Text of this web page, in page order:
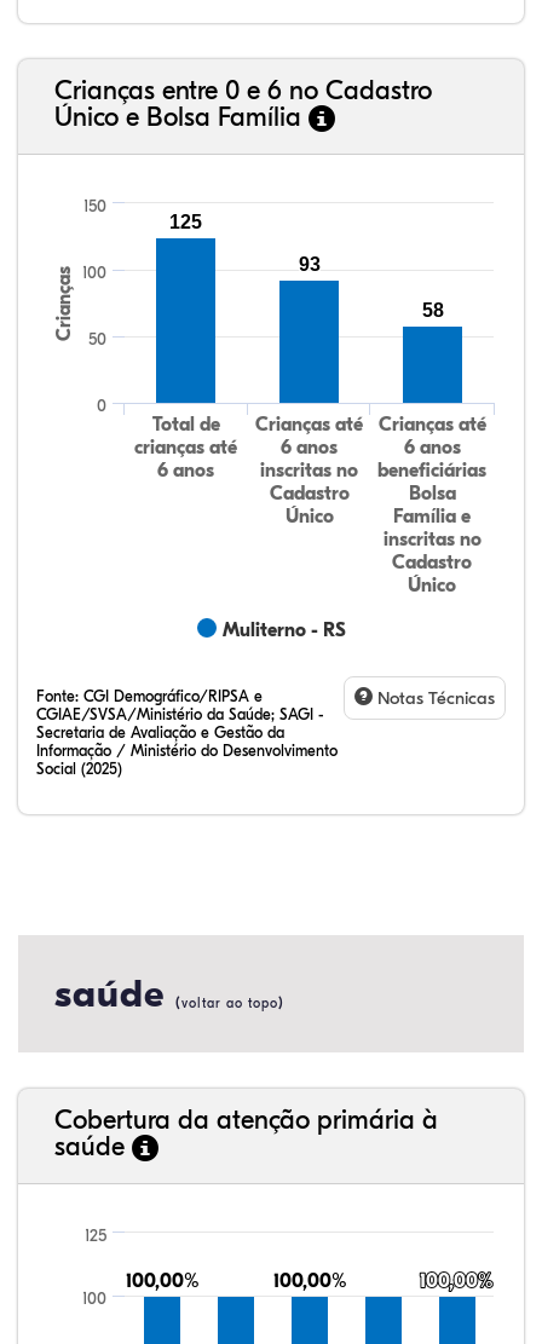
Crianças entre 0 e 6 no Cadastro
Único e Bolsa Família
Crianças
Muliterno - RS
Total de
crianças até
6 anos
Crianças até
6 anos
inscritas no
Cadastro
Único
Crianças até
6 anos
beneficiárias
Bolsa
Família e
inscritas no
Cadastro
Único
0
50
100
150
125
93
58
Fonte: CGI Demográfico/RIPSA e
CGIAE/SVSA/Ministério da Saúde; SAGI -
Secretaria de Avaliação e Gestão da
Informação / Ministério do Desenvolvimento
Social (2025)
Notas Técnicas
saúde (voltar ao topo)
Cobertura da atenção primária à
saúde
100,00%
100,00% 100,00%
100,00% 100,00%
100,00%
100
125